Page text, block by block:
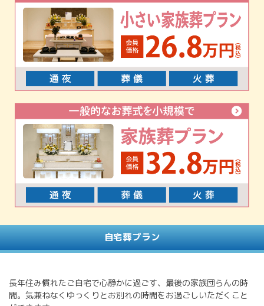
自宅葬プラン
長年住み慣れたご自宅で心静かに過ごす、最後の家族団らんの時
間。気兼ねなくゆっくりとお別れの時間をお過ごしいただくこと